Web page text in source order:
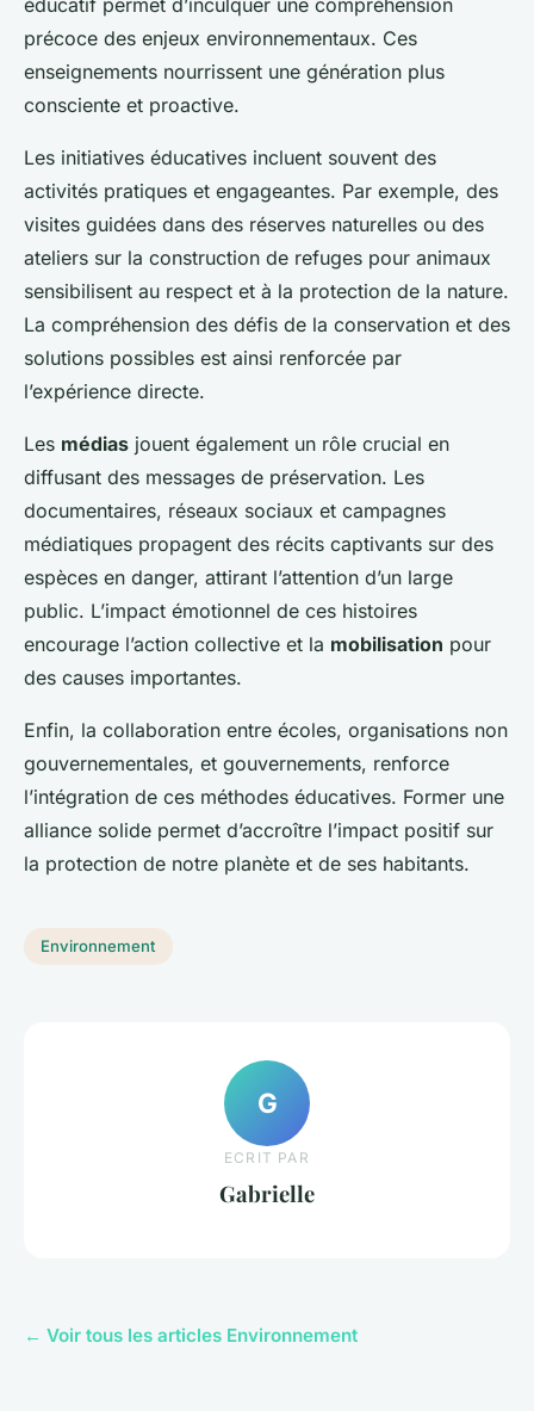
précoce des enjeux environnementaux. Ces
enseignements nourrissent une génération plus
consciente et proactive.
Les initiatives éducatives incluent souvent des
activités pratiques et engageantes. Par exemple, des
visites guidées dans des réserves naturelles ou des
ateliers sur la construction de refuges pour animaux
sensibilisent au respect et à la protection de la nature.
La compréhension des défis de la conservation et des
solutions possibles est ainsi renforcée par
l’expérience directe.
Les médias jouent également un rôle crucial en
diffusant des messages de préservation. Les
documentaires, réseaux sociaux et campagnes
médiatiques propagent des récits captivants sur des
espèces en danger, attirant l’attention d’un large
public. L’impact émotionnel de ces histoires
encourage l’action collective et la mobilisation pour
des causes importantes.
Enfin, la collaboration entre écoles, organisations non
gouvernementales, et gouvernements, renforce
l’intégration de ces méthodes éducatives. Former une
alliance solide permet d’accroître l’impact positif sur
la protection de notre planète et de ses habitants.
Environnement
G
ECRIT PAR
Gabrielle
← Voir tous les articles Environnement